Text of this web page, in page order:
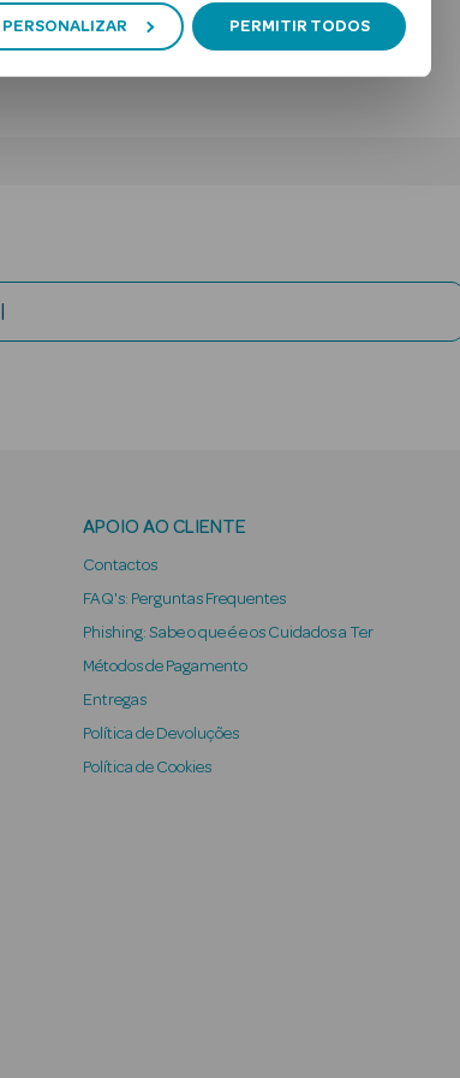
PERSONALIZAR PERMITIR TODOS
APOIO AO CLIENTE
Contactos
FAQ's: Perguntas Frequentes
Phishing: Sabe o que é e os Cuidados a Ter
Métodos de Pagamento
Entregas
Política de Devoluções
Política de Cookies